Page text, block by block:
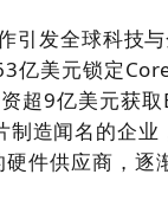
引发全球科技
亿美元锁定
超9亿美元获
造闻名的企
件供应商，逐